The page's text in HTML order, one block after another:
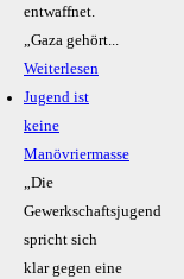
entwaffnet.
„Gaza gehört...
Weiterlesen
Jugend ist
keine
Manövriermasse
„Die
Gewerkschaftsjugend
spricht sich
klar gegen eine